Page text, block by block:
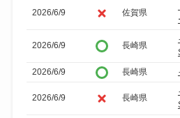
2026/6/9 佐賀県
2026/6/9 長崎県
2026/6/9
長崎県
2026/6/9 長崎県